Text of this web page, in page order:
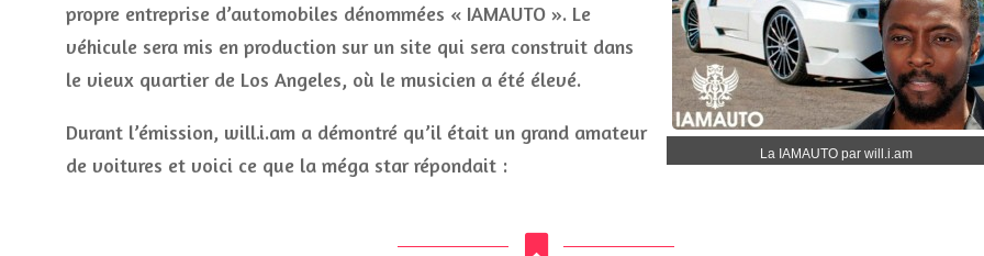
La IAMAUTO par will.i.am
propre entreprise d’automobiles dénommées « IAMAUTO ». Le
véhicule sera mis en production sur un site qui sera construit dans
le vieux quartier de Los Angeles, où le musicien a été élevé.
Durant l’émission, will.i.am a démontré qu’il était un grand amateur
de voitures et voici ce que la méga star répondait :